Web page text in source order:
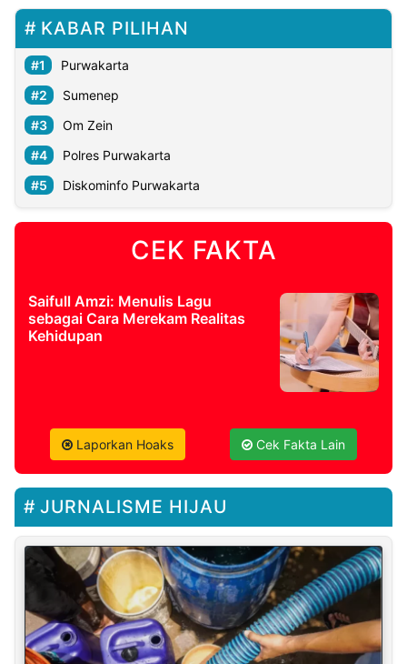
KABAR PILIHAN
Purwakarta
Sumenep
Om Zein
Polres Purwakarta
Diskominfo Purwakarta
CEK FAKTA
Saifull Amzi: Menulis Lagu
sebagai Cara Merekam Realitas
Kehidupan
Laporkan Hoaks Cek Fakta Lain
JURNALISME HIJAU